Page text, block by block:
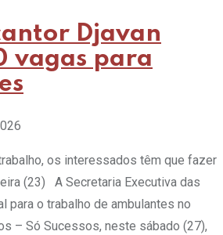
Djavan
vagas para
os interessados têm que fazer
(23) A Secretaria Executiva das
para o trabalho de ambulantes no
– Só Sucessos, neste sábado (27),